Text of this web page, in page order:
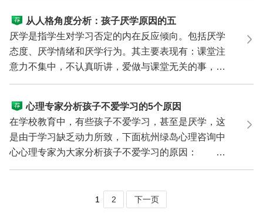
从人格角度分析：孩子厌学原因的五
种类型
厌学是指学生对学习否定的内在反应倾向。包括厌学
态度、厌学情绪和厌学行为。其主要表现有：课堂注
意力不集中，不认真听讲，爱做与课堂无关的事，经
常违反课...
心理专家分析孩子不爱学习的5个原因
在学校教育中，有些孩子不爱学习，甚至是厌学，这
是由于学习缺乏动力所致，下面杭州绿岛心理咨询中
心心理专家为大家分析孩子不爱学习的原因：
1、父母不切...
1 2 下一页